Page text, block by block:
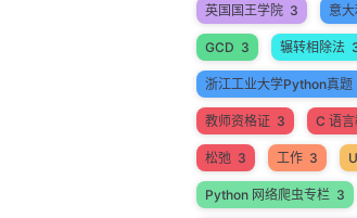
英国国王学院 3 意
GCD 3 辗转相除法
浙江工业大学Python真题
教师资格证 3 C 语
松弛 3 工作 3
Python 网络爬虫专栏 3